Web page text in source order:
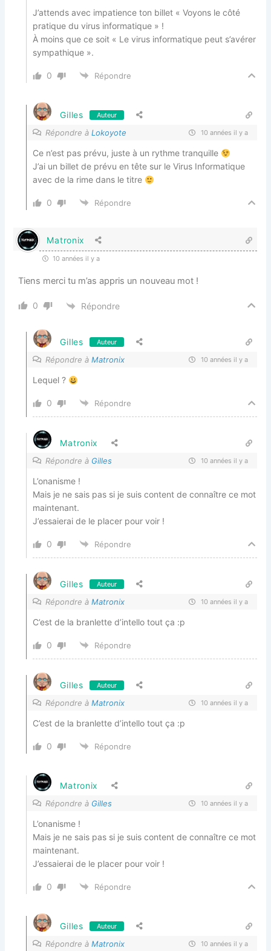
J’attends avec impatience ton billet « Voyons le côté
pratique du virus informatique » !
À moins que ce soit « Le virus informatique peut s’avérer
sympathique ».
0 Répondre
Gilles Auteur
Répondre àLokoyote 10 années il y a
Ce n’est pas prévu, juste à un rythme tranquille
J’ai un billet de prévu en tête sur le Virus Informatique
avec de la rime dans le titre
0 Répondre
Matronix
10 années il y a
Tiens merci tu m’as appris un nouveau mot !
0 Répondre
Gilles Auteur
Répondre àMatronix 10 années il y a
Lequel ?
0 Répondre
Matronix
Répondre à Gilles 10 années il y a
L’onanisme !
Mais je ne sais pas si je suis content de connaître ce mot
maintenant.
J’essaierai de le placer pour voir !
0 Répondre
Gilles Auteur
Répondre àMatronix 10 années il y a
C’est de la branlette d’intello tout ça :p
0 Répondre
Gilles Auteur
Répondre àMatronix 10 années il y a
C’est de la branlette d’intello tout ça :p
0 Répondre
Matronix
Répondre à Gilles 10 années il y a
L’onanisme !
Mais je ne sais pas si je suis content de connaître ce mot
maintenant.
J’essaierai de le placer pour voir !
0 Répondre
Gilles Auteur
Répondre àMatronix 10 années il y a